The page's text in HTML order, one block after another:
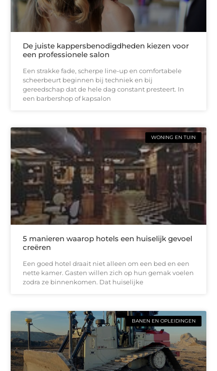
De juiste kappersbenodigdheden kiezen voor
een professionele salon
Een strakke fade, scherpe line-up en comfortabele
scheerbeurt beginnen bij techniek en bij
gereedschap dat de hele dag constant presteert. In
een barbershop of kapsalon
WONING EN TUIN
5 manieren waarop hotels een huiselijk gevoel
creëren
Een goed hotel draait niet alleen om een bed en een
nette kamer. Gasten willen zich op hun gemak voelen
zodra ze binnenkomen. Dat huiselijke
BANEN EN OPLEIDINGEN